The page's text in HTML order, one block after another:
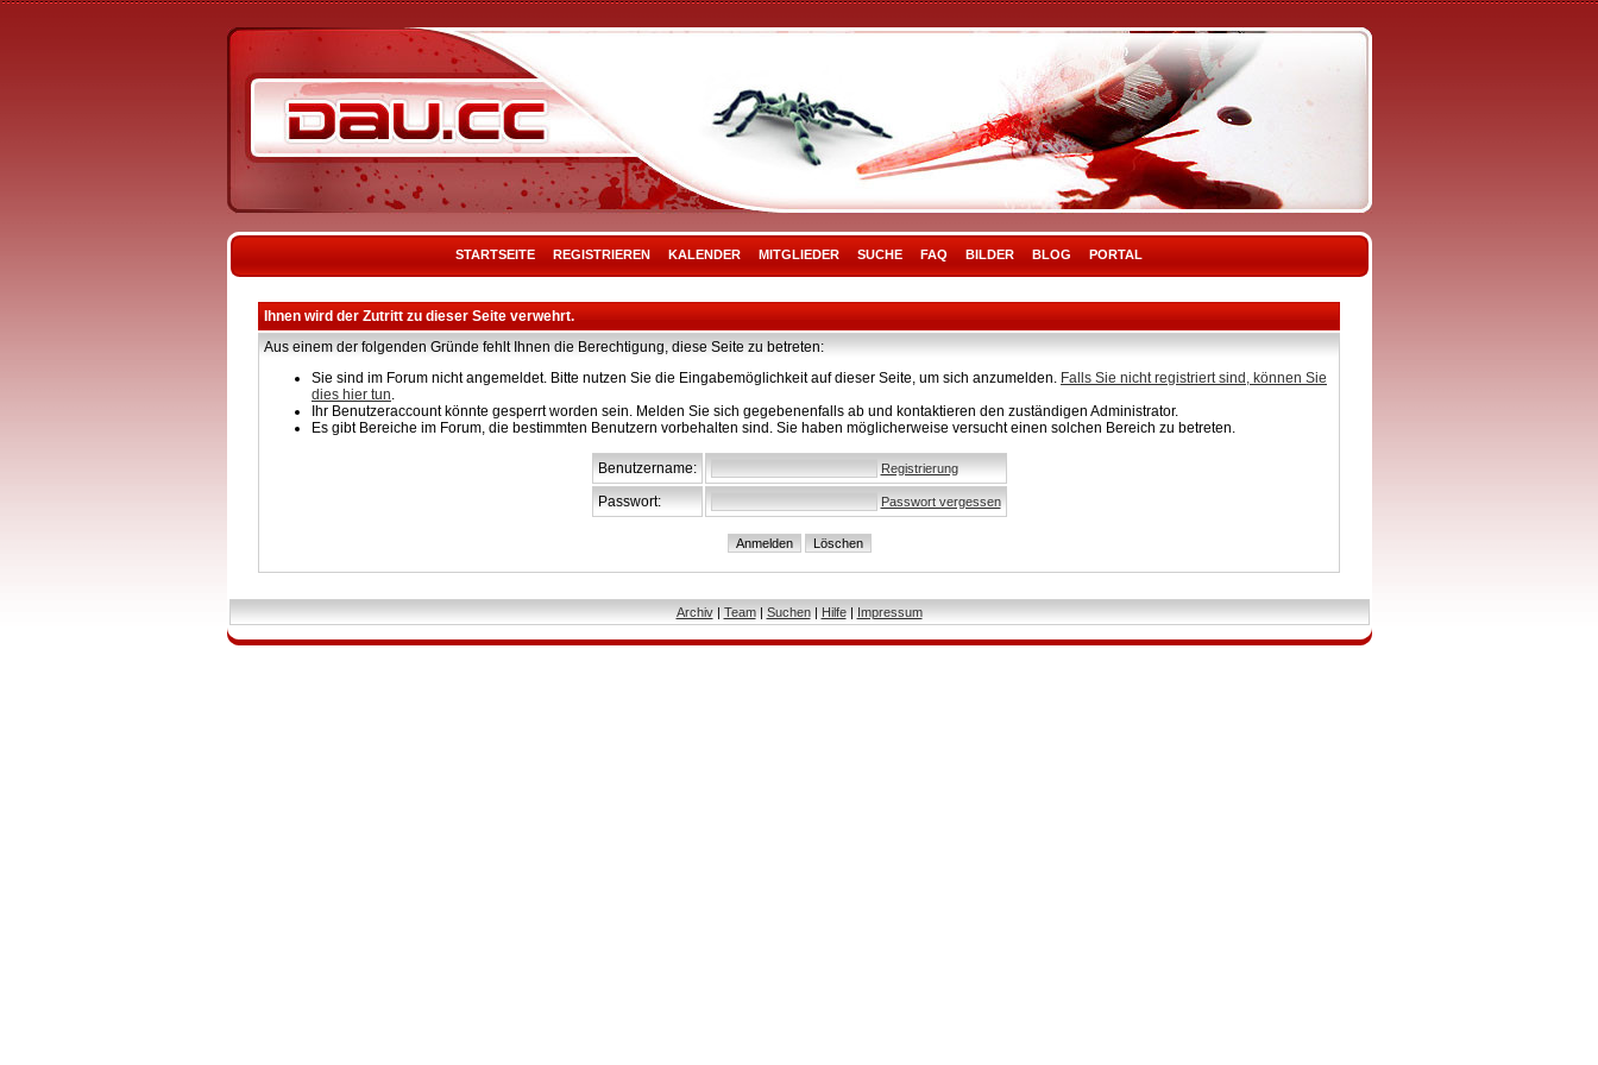
STARTSEITE REGISTRIEREN KALENDER MITGLIEDER SUCHE FAQ BILDER BLOG PORTAL
Ihnen wird der Zutritt zu dieser Seite verwehrt.
Aus einem der folgenden Gründe fehlt Ihnen die Berechtigung, diese Seite zu betreten:
Sie sind im Forum nicht angemeldet. Bitte nutzen Sie die Eingabemöglichkeit auf dieser Seite, um sich anzumelden. Falls Sie nicht registriert sind, können Sie
dies hier tun.
Ihr Benutzeraccount könnte gesperrt worden sein. Melden Sie sich gegebenenfalls ab und kontaktieren den zuständigen Administrator.
Es gibt Bereiche im Forum, die bestimmten Benutzern vorbehalten sind. Sie haben möglicherweise versucht einen solchen Bereich zu betreten.
Benutzername: Registrierung
Passwort: Passwort vergessen
Archiv| Team| Suchen| Hilfe| Impressum